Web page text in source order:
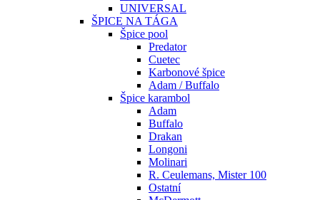
UNIVERSAL
ŠPICE NA TÁGA
Špice pool
Predator
Cuetec
Karbonové špice
Adam / Buffalo
Špice karambol
Adam
Buffalo
Drakan
Longoni
Molinari
R. Ceulemans, Mister 100
Ostatní